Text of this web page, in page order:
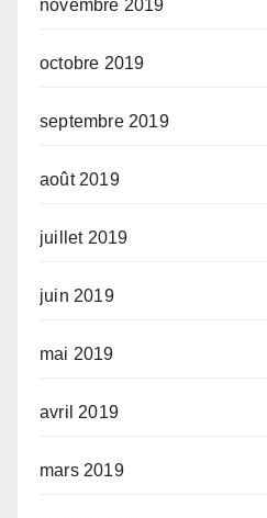
novembre 2019
octobre 2019
septembre 2019
août 2019
juillet 2019
juin 2019
mai 2019
avril 2019
mars 2019